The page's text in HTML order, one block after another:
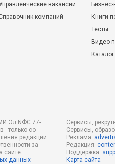
Управленческие вакансии
Справочник компаний
Книги
Тесты
Видео
Эл NФС 77-
- только со
редакции
за
сайте.
данных
Сервисы,
Сервисы,
Реклама:
Редакция:
Поддержка:
Карта сайта